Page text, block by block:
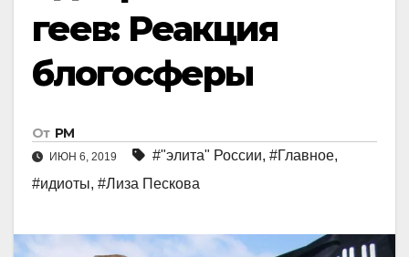
геев: Реакция
блогосферы
От РМ
ИЮН 6, 2019 #"элита" России, #Главное,
#идиоты, #Лиза Пескова